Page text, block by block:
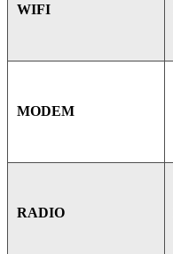
WIFI
MODEM
RADIO